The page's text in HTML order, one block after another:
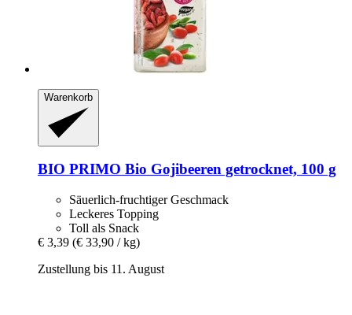
Warenkorb
BIO PRIMO Bio Gojibeeren getrocknet, 100 g
Säuerlich-fruchtiger Geschmack
Leckeres Topping
Toll als Snack
€ 3,39 (€ 33,90 / kg)
Zustellung bis 11. August